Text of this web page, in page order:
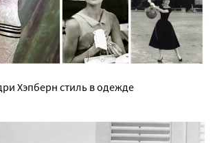
Хэпберн стиль в одежде